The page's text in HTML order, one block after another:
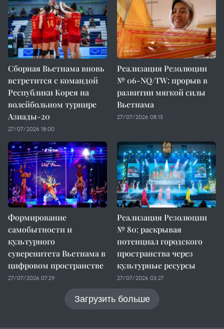
Сборная Вьетнама вновь
встретится с командой
Республики Корея на
волейбольном турнире
Азиады-20
27/07/2026 18:00
Реализация Резолюции
№ 06-NQ/TW: прорыв в
развитии мягкой силы
Вьетнама
27/07/2026 08:15
Формирование
самобытности и
культурного
суверенитета Вьетнама в
цифровом пространстве
27/07/2026 07:29
Реализация Резолюции
№ 80: раскрывая
потенциал городского
пространства через
культурные ресурсы
27/07/2026 03:27
Загрузить больше